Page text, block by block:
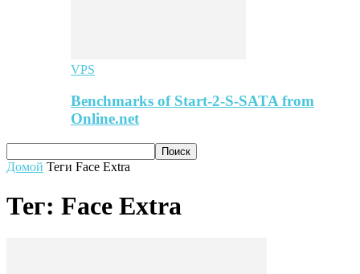
VPS
Benchmarks of Start-2-S-SATA from
Online.net
Домой Теги Face Extra
Тег: Face Extra